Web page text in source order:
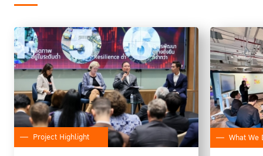
Project Highlight What We